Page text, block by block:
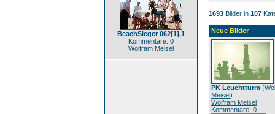
BeachSieger 062[1].1
Kommentare: 0
Wolfram Meisel
1693 Bilder in 107
Neue Bilder
PK Leuchtturm (
Meisel)
Wolfram Meisel
Kommentare: 0